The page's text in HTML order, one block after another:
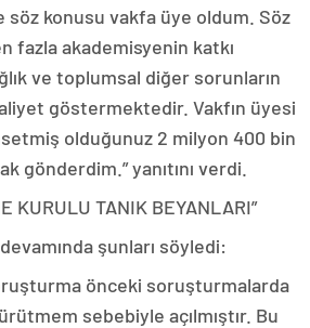
söz konusu vakfa üye oldum. Söz
fazla akademisyenin katkı
ve toplumsal diğer sorunların
göstermektedir. Vakfın üyesi
olduğunuz 2 milyon 400 bin
gönderdim.” yanıtını verdi.
KURULU TANIK BEYANLARI”
şunları söyledi:
önceki soruşturmalarda
sebebiyle açılmıştır. Bu